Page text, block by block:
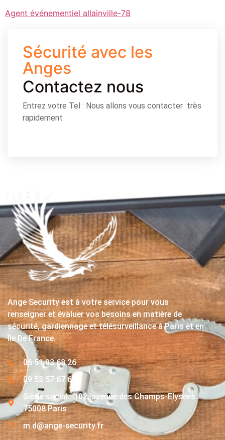
Agent événementiel allainville-78
Sécurité avec les
Anges
Contactez nous
Entrez votre Tel : Nous allons vous contacter très
rapidement
Ange Security est à votre service pour vous
renseigner et évaluer vos besoins en matière de
sécurité, gardiennage et télésurveillance à Paris et en
Île De France.
06 51 03 68 26
09 53 57 67 63
Siège social : 102, avenue des Champs-Elysées
75008 Paris
m.d@ange-security.fr